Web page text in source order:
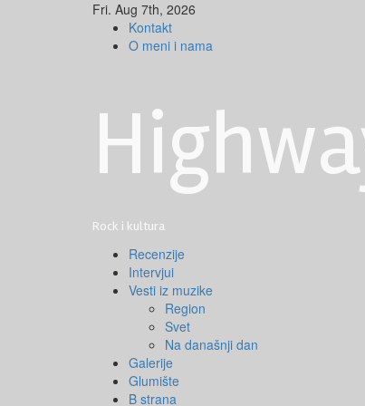
Fri. Aug 7th, 2026
Kontakt
O meni i nama
Rock i kultura
Primary
Menu
Recenzije
Intervjui
Vesti iz muzike
Region
Svet
Na današnji dan
Galerije
Glumište
B strana